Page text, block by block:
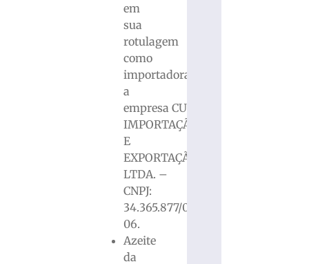
em
sua
rotulagem
como
importadora
a
empresa CUNHA
IMPORTAÇÃO
E
EXPORTAÇÃO
LTDA. –
CNPJ:
34.365.877/0001-
06.
Azeite
da